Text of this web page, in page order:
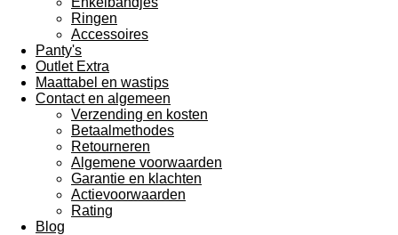
Ringen
Accessoires
Panty's
Outlet Extra
Maattabel en wastips
Contact en algemeen
Verzending en kosten
Betaalmethodes
Retourneren
Algemene voorwaarden
Garantie en klachten
Actievoorwaarden
Rating
Blog